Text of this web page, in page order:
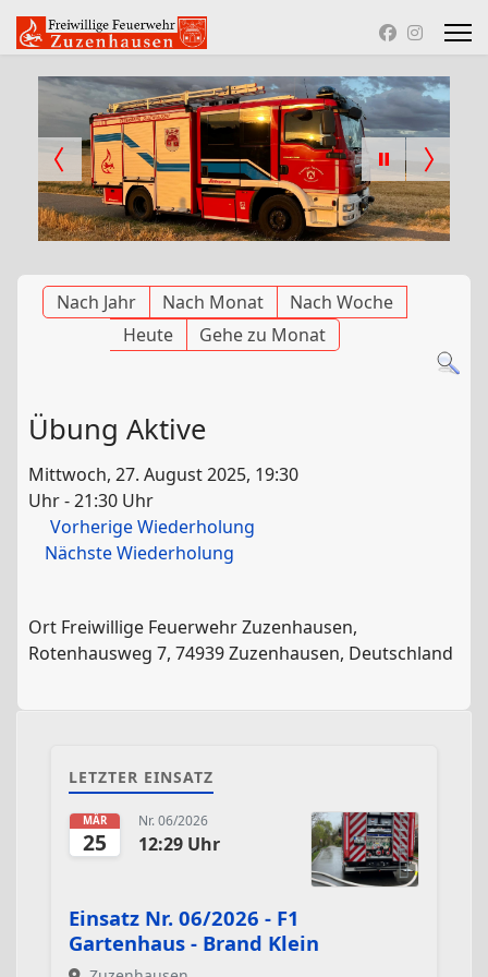
Nach Jahr Nach Monat
Nach Woche
Heute
Gehe zu Monat
Übung Aktive
Mittwoch, 27. August 2025, 19:30
Uhr - 21:30 Uhr
Vorherige Wiederholung
Nächste Wiederholung
Ort Freiwillige Feuerwehr Zuzenhausen,
Rotenhausweg 7, 74939 Zuzenhausen, Deutschland
LETZTER EINSATZ
MÄR
25
Nr. 06/2026
12:29 Uhr
Einsatz Nr. 06/2026 - F1
Gartenhaus - Brand Klein